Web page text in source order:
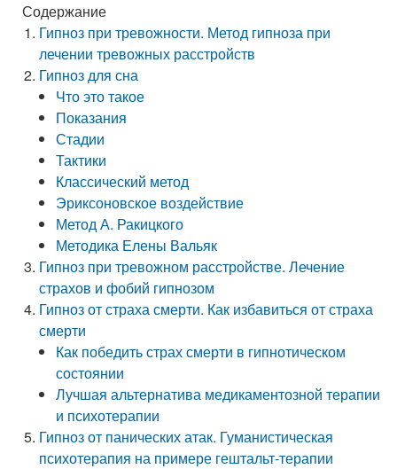
Содержание
Гипноз при тревожности. Метод гипноза при
лечении тревожных расстройств
Гипноз для сна
Что это такое
Показания
Стадии
Тактики
Классический метод
Эриксоновское воздействие
Метод А. Ракицкого
Методика Елены Вальяк
Гипноз при тревожном расстройстве. Лечение
страхов и фобий гипнозом
Гипноз от страха смерти. Как избавиться от страха
смерти
Как победить страх смерти в гипнотическом
состоянии
Лучшая альтернатива медикаментозной терапии
и психотерапии
Гипноз от панических атак. Гуманистическая
психотерапия на примере гештальт-терапии